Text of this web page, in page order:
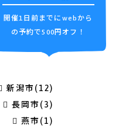
開催1日前までにwebから
の予約で500円オフ！
新潟市(12)
長岡市(3)
燕市(1)